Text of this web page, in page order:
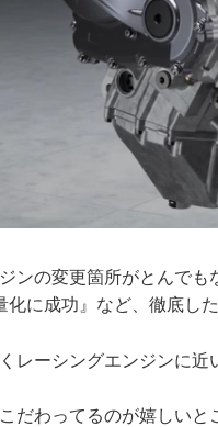
ンの変更箇所がとんで
化に成功』など、徹底し
レーシングエンジンに近
だわってるのが嬉しい